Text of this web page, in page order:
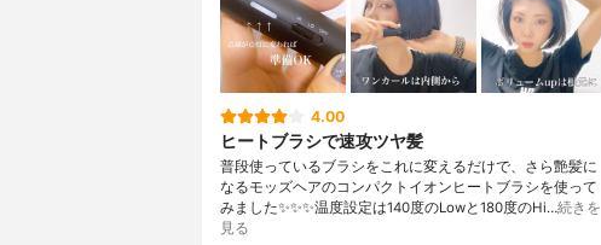
4.00
ヒートブラシで速攻ツヤ髪
普段使っているブラシをこれに変えるだけで、さら艶髪に
なるモッズヘアのコンパクトイオンヒートブラシを使って
みました✨✨✨温度設定は140度のLowと180度のHi…続きを
見る